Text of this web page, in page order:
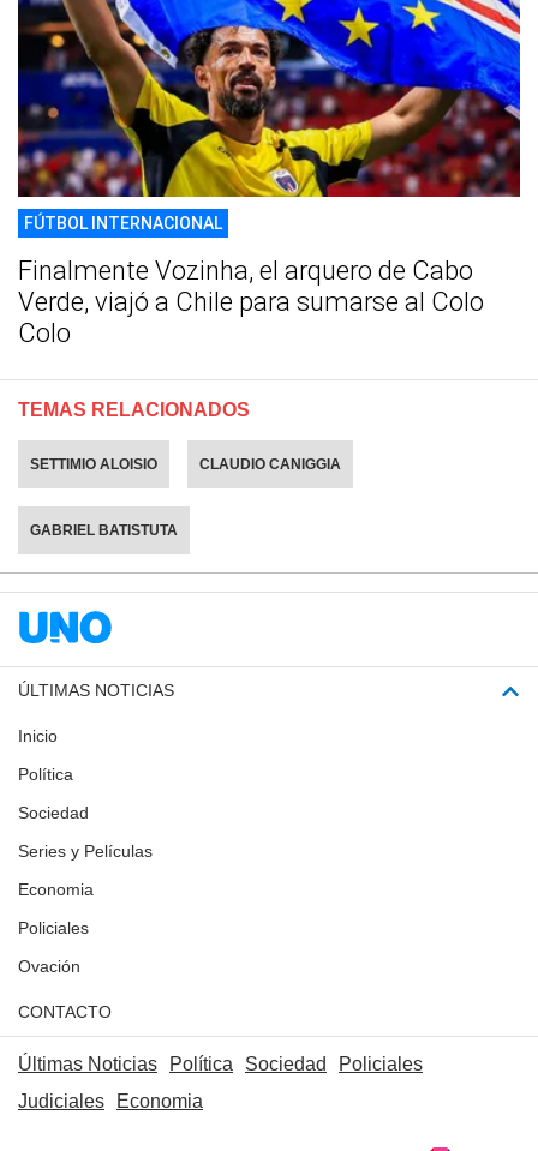
FÚTBOL INTERNACIONAL
Finalmente Vozinha, el arquero de Cabo
Verde, viajó a Chile para sumarse al Colo
Colo
TEMAS RELACIONADOS
SETTIMIO ALOISIO CLAUDIO CANIGGIA
GABRIEL BATISTUTA
ÚLTIMAS NOTICIAS
Inicio
Política
Sociedad
Series y Películas
Economia
Policiales
Ovación
CONTACTO
Últimas Noticias Política Sociedad
Policiales
Judiciales
Economia